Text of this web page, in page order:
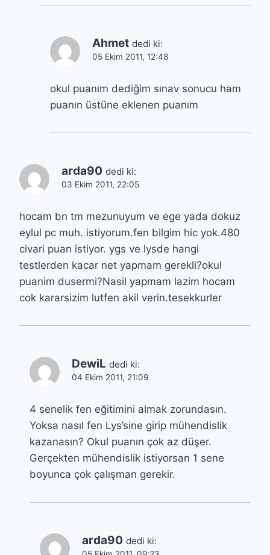
Ahmet dedi ki:
05 Ekim 2011, 12:48
okul puanım dediğim sınav sonucu ham
puanın üstüne eklenen puanım
arda90 dedi ki:
03 Ekim 2011, 22:05
hocam bn tm mezunuyum ve ege yada dokuz
eylul pc muh. istiyorum.fen bilgim hic yok.480
civari puan istiyor. ygs ve lysde hangi
testlerden kacar net yapmam gerekli?okul
puanim dusermi?Nasil yapmam lazim hocam
cok kararsizim lutfen akil verin.tesekkurler
DewiL dedi ki:
04 Ekim 2011, 21:09
4 senelik fen eğitimini almak zorundasın.
Yoksa nasıl fen Lys’sine girip mühendislik
kazanasın? Okul puanın çok az düşer.
Gerçekten mühendislik istiyorsan 1 sene
boyunca çok çalışman gerekir.
arda90 dedi ki: